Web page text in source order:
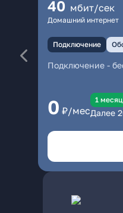
40 мбит/сек
Домашний интернет
Подключение
Подключение -
0 ₽/мес
1
Далее